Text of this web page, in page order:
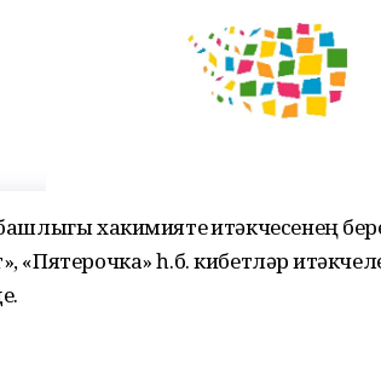
хакимияте җитәкчесенең
«Пятерочка» һ.б. кибетләр